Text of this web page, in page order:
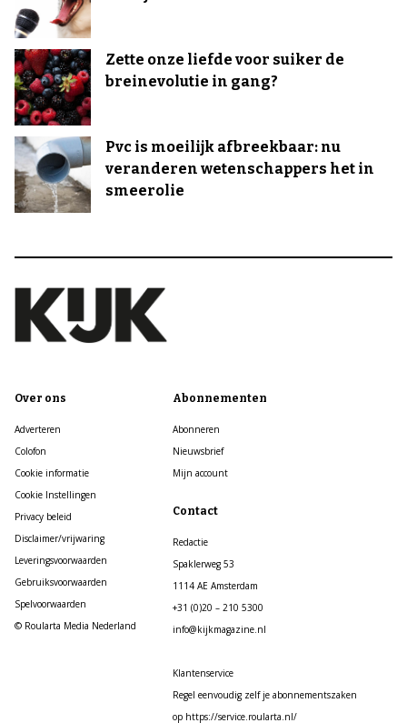
Zette onze liefde voor suiker de
breinevolutie in gang?
Pvc is moeilijk afbreekbaar: nu
veranderen wetenschappers het in
smeerolie
Over ons
Adverteren
Colofon
Cookie informatie
Cookie Instellingen
Privacy beleid
Disclaimer/vrijwaring
Leveringsvoorwaarden
Gebruiksvoorwaarden
Spelvoorwaarden
© Roularta Media Nederland
Abonnementen
Abonneren
Nieuwsbrief
Mijn account
Contact
Redactie
Spaklerweg 53
1114 AE Amsterdam
+31 (0)20 – 210 5300
info@kijkmagazine.nl
Klantenservice
Regel eenvoudig zelf je abonnementszaken
op https://service.roularta.nl/